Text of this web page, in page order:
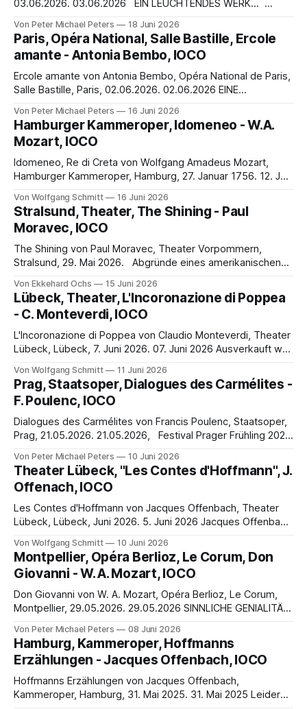
03.06.2026. 03.06.2026 EIN LEUCHTENDES WERK…
nicht unterkriegen lassen, Wir haben den Krieg gewonnen.
(Brundibár / 2. Akt / Finale) Eine traurige Kinder-Oper ohne
Hoffnungsschimmer… Brundibár (1942/43) nach einem
Libretto
Von Peter Michael Peters 18 Juni 2026
Paris, Opéra National, Salle Bastille, Ercole
amante - Antonia Bembo, IOCO
Ercole amante von Antonia Bembo, Opéra National de Paris,
Salle Bastille, Paris, 02.06.2026. 02.06.2026 EINE
muovere Iole, il piè restio Ver chi dominator del monde
intero Solo in goder dell’alma tua l’impero Poni la felicità del
suo desio. Ed
Von Peter Michael Peters 16 Juni 2026
Hamburger Kammeroper, Idomeneo - W.A.
Mozart, IOCO
Idomeneo, Re di Creta von Wolfgang Amadeus Mozart,
Hamburger Kammeroper, Hamburg, 27. Januar 1756. 12. Juni
(27. Januar 1756 – 5. Dezember 1791), als er „Idomeneo, Re
di Creta“ komponierte. Diese im Januar 1781 im Münchner
Residenztheater uraufgeführte Oper zählt zwar nicht
Von Wolfgang Schmitt 16 Juni 2026
Stralsund, Theater, The Shining - Paul
Moravec, IOCO
The Shining von Paul Moravec, Theater Vorpommern,
Stralsund, 29. Mai 2026. Abgründe eines amerikanischen
Stralsund von Ekkehard Ochs Am Anfang steht ein
furchteinflößend dicker Roman von Erfolgsautor Stephen
King ( „The Shining“, 1977), dem 1980 eine inzwischen
Kultstatus besitzende, vom Buchautor aber als
Von Ekkehard Ochs 15 Juni 2026
Lübeck, Theater, L'Incoronazione di Poppea
- C. Monteverdi, IOCO
L'Incoronazione di Poppea von Claudio Monteverdi, Theater
Lübeck, Lübeck, 7. Juni 2026. 07. Juni 2026 Ausverkauft war
bedauerlicherweise nicht, Barockopern sind eben nicht
jedermanns Geschmack. Doch den barock-interessierten
Besucher erwartete eine eindrucksvolle Inszenierung von
Claudio Monteverdis letzter Oper, komponiert
Von Wolfgang Schmitt 11 Juni 2026
Prag, Staatsoper, Dialogues des Carmélites -
F. Poulenc, IOCO
Dialogues des Carmélites von Francis Poulenc, Staatsoper,
Prag, 21.05.2026. 21.05.2026, Festival Prager Frühling 2026
ombre… Hélas! J’ai plus de trente ans de profession, Douze
ans de supériorat. J’ai médité sur la mort chaque
Von Peter Michael Peters 10 Juni 2026
Theater Lübeck, "Les Contes d'Hoffmann", J.
Offenach, IOCO
Les Contes d'Hoffmann von Jacques Offenbach, Theater
Lübeck, Lübeck, Juni 2026. 5. Juni 2026 Jacques Offenbach
fertiggestellte Oper „Les Contes d'Hoffmann“, diese 'Opéra
fantastique', die sein Hauptwerk werden sollte. Eine
endgültige Fassung des Komponisten gibt
Von Wolfgang Schmitt 10 Juni 2026
Montpellier, Opéra Berlioz, Le Corum, Don
Giovanni - W. A. Mozart, IOCO
Don Giovanni von W. A. Mozart, Opéra Berlioz, Le Corum,
Montpellier, 29.05.2026. 29.05.2026 SINNLICHE GENIALITÄT
Infelice oddio mi fa; Ma, tradita e abbandonata Provo ancor
per lui pietà. Quando sento il mio tormento, Di vendetta il
cor favella;
Von Peter Michael Peters 08 Juni 2026
Hamburg, Kammeroper, Hoffmanns
Erzählungen - Jacques Offenbach, IOCO
Hoffmanns Erzählungen von Jacques Offenbach,
Kammeroper, Hamburg, 31. Mai 2025. 31. Mai 2025 Leider